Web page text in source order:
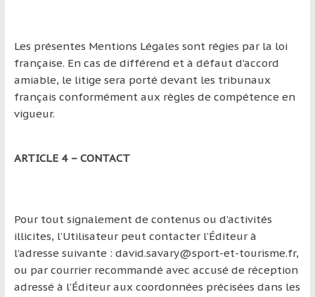
Les présentes Mentions Légales sont régies par la loi
française. En cas de différend et à défaut d’accord
amiable, le litige sera porté devant les tribunaux
français conformément aux règles de compétence en
vigueur.
ARTICLE 4 – CONTACT
Pour tout signalement de contenus ou d’activités
illicites, l’Utilisateur peut contacter l’Éditeur à
l’adresse suivante : david.savary@sport-et-tourisme.fr,
ou par courrier recommandé avec accusé de réception
adressé à l’Éditeur aux coordonnées précisées dans les